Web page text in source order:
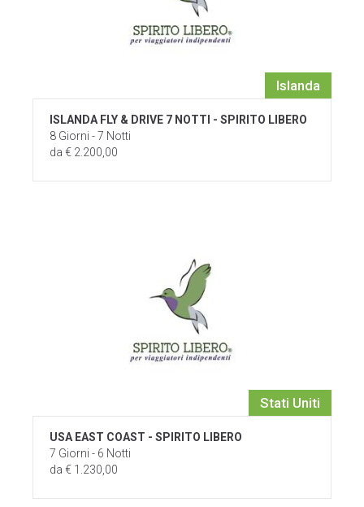
Islanda
ISLANDA FLY & DRIVE 7 NOTTI - SPIRITO LIBERO
8 Giorni - 7 Notti
da € 2.200,00
Stati Uniti
USA EAST COAST - SPIRITO LIBERO
7 Giorni - 6 Notti
da € 1.230,00